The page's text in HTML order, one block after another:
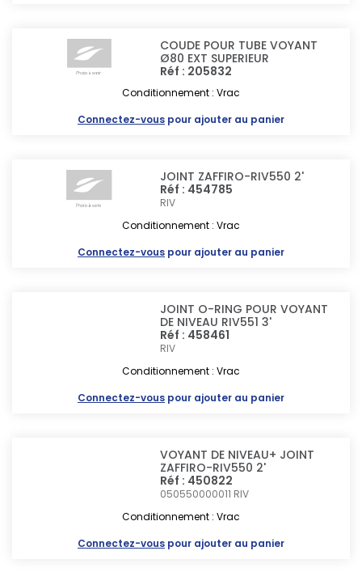
COUDE POUR TUBE VOYANT
Ø80 EXT SUPERIEUR
Réf : 205832
Conditionnement : Vrac
Connectez-vous pour ajouter au panier
JOINT ZAFFIRO-RIV550 2'
Réf : 454785
RIV
Conditionnement : Vrac
Connectez-vous pour ajouter au panier
JOINT O-RING POUR VOYANT
DE NIVEAU RIV551 3'
Réf : 458461
RIV
Conditionnement : Vrac
Connectez-vous pour ajouter au panier
VOYANT DE NIVEAU+ JOINT
ZAFFIRO-RIV550 2'
Réf : 450822
050550000011 RIV
Conditionnement : Vrac
Connectez-vous pour ajouter au panier